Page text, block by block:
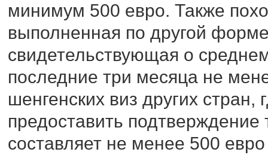
минимум 500 евро. Также
выполненная по другой
свидетельствующая о
последние три месяца не
шенгенских виз других стран,
предоставить подтверждение
составляет не менее 500